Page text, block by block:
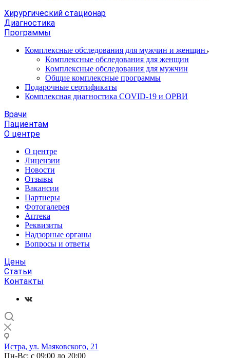
Хирургический стационар
Диагностика
Программы
Комплексные обследования для мужчин и женщин
Комплексные обследования для женщин
Комплексные обследования для мужчин
Общие комплексные программы
Подарочные сертификаты
Комплексная диагностика COVID-19 и ОРВИ
Врачи
Пациентам
О центре
О центре
Лицензии
Новости
Отзывы
Вакансии
Партнеры
Фотогалерея
Аптека
Реквизиты
Надзорные органы
Вопросы и ответы
Цены
Статьи
Контакты
Истра, ул. Маяковского, 21
Пн-Вс: с 09:00 до 20:00